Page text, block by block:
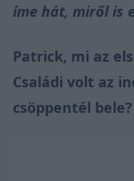
íme hát, miről is
Patrick, mi az
Családi volt az
csöppentél bele?